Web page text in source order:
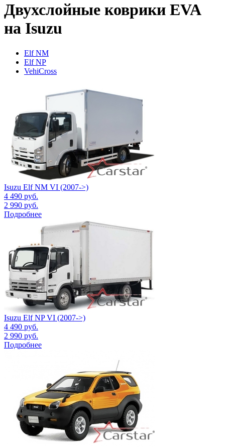
Двухслойные коврики EVA
на Isuzu
Elf NM
Elf NP
VehiCross
Isuzu Elf NM VI (2007->)
4 490 руб.
2 990 руб.
Подробнее
Isuzu Elf NP VI (2007->)
4 490 руб.
2 990 руб.
Подробнее